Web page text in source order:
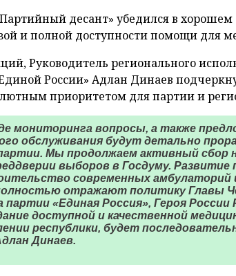
десант» убедился в хорошем
и полной доступности помощи для
Руководитель регионального
России» Адлан Динаев
приоритетом для партии и
мониторинга вопросы, а также
обслуживания будут детально
Мы продолжаем активный сбор
выборов в Госдуму. Развитие
современных амбулаторий
отражают политику Главы
«Единая Россия», Героя
доступной и качественной
республики, будет
Динаев.